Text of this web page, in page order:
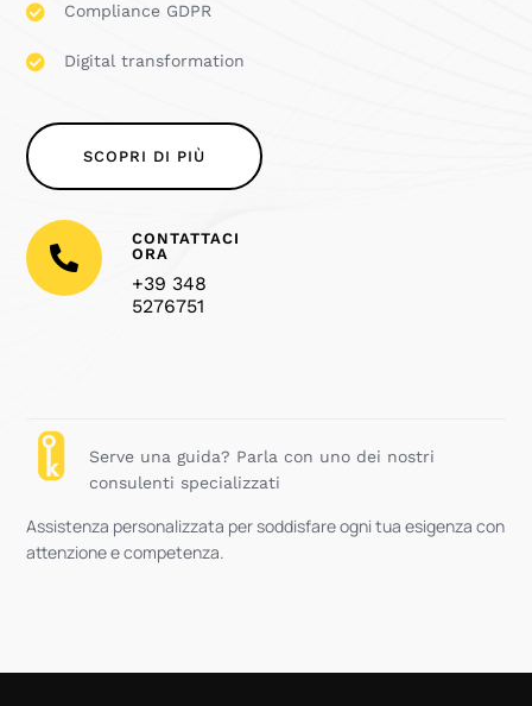
 Compliance GDPR
 Digital transformation
SCOPRI DI PIÙ

CONTATTACI
ORA
+39 348
5276751
Serve una guida? Parla con uno dei nostri
consulenti specializzati
Assistenza personalizzata per soddisfare ogni tua esigenza con
attenzione e competenza.